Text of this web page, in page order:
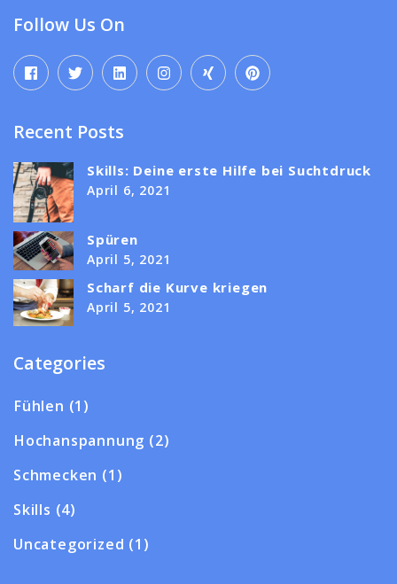
Follow Us On
Recent Posts
Skills: Deine erste Hilfe bei Suchtdruck
April 6, 2021
Spüren
April 5, 2021
Scharf die Kurve kriegen
April 5, 2021
Categories
Fühlen (1)
Hochanspannung (2)
Schmecken (1)
Skills (4)
Uncategorized (1)